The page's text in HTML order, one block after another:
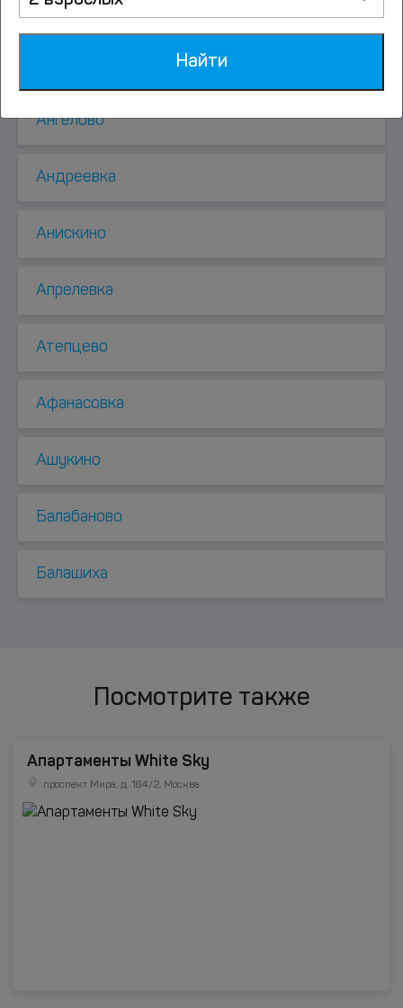
Алабушево
Ангелово
Андреевка
Анискино
Апрелевка
Атепцево
Афанасовка
Ашукино
Балабаново
Балашиха
Посмотрите также
Апартаменты White Sky
проспект Мира, д. 184/2, Москва
Найти